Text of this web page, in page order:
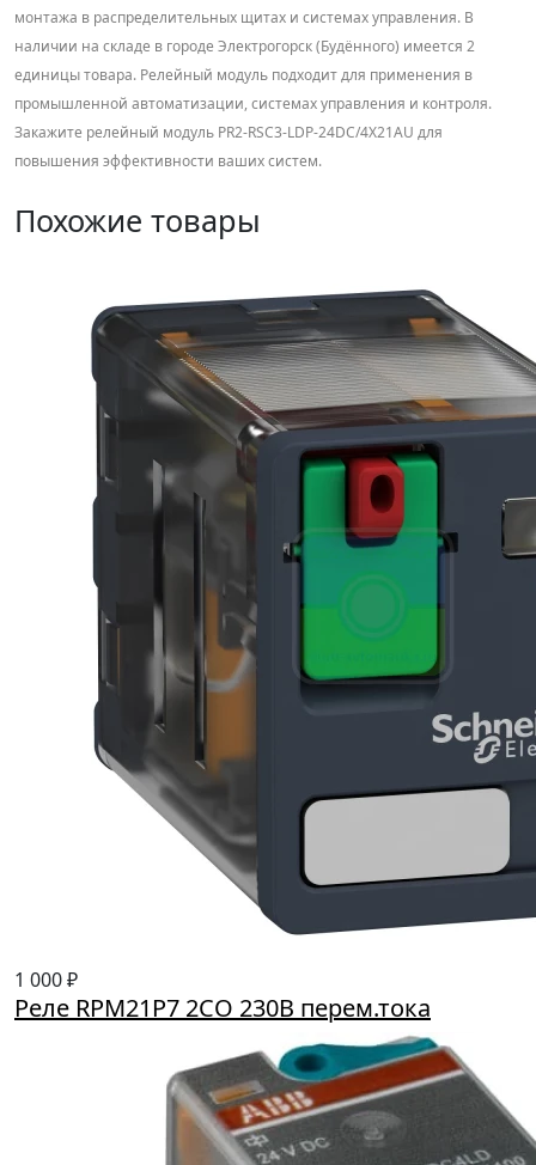
монтажа в распределительных щитах и системах управления. В
наличии на складе в городе Электрогорск (Будённого) имеется 2
единицы товара. Релейный модуль подходит для применения в
промышленной автоматизации, системах управления и контроля.
Закажите релейный модуль PR2-RSC3-LDP-24DC/4X21AU для
повышения эффективности ваших систем.
Похожие товары
1 000 ₽
Реле RPM21P7 2CO 230B перем.тока